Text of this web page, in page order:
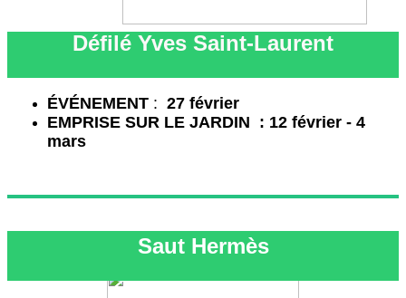
Défilé Yves Saint-Laurent
ÉVÉNEMENT : 27 février
EMPRISE SUR LE JARDIN : 12 février - 4
mars
Saut Hermès